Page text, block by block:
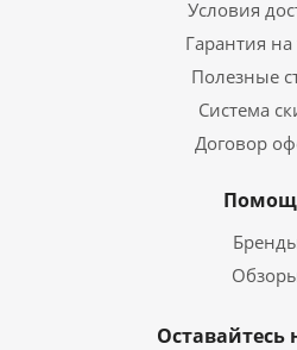
Условия
Гарантия на
Полезные
Система
Договор
Оставайтесь